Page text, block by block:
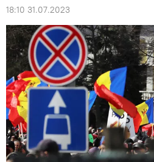
18:10 31.07.2023